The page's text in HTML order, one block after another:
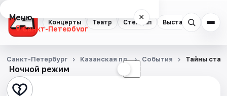
Концерты Театр Стендап Выставки
Меню ×
Санкт-Петербург
Концерты
Театр
Ночной режим ☾
Санкт-Петербург Казанская пл. События Тайны